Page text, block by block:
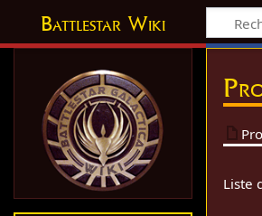
Battlestar Wiki
Liste